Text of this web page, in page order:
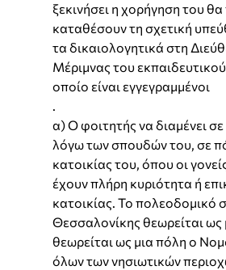
ξεκινήσει η χορήγηση του θα
καταθέσουν τη σχετική
τα δικαιολογητικά στη
Μέριμνας του
οποίο είναι εγγεγραμμένοι
.
α) Ο φοιτητής να διαμένει
λόγω των σπουδών του, σε
κατοικίας του, όπου οι
έχουν πλήρη κυριότητα ή
κατοικίας. Το πολεοδομικό
Θεσσαλονίκης θεωρείται ως
θεωρείται ως μια πόλη ο
όλων των νησιωτικών